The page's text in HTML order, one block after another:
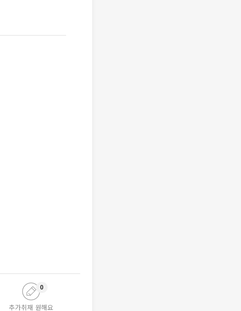
추가취재 원해요
0